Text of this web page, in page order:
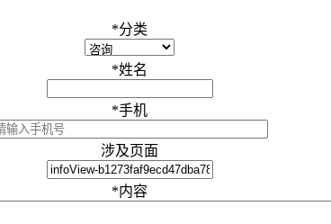
*分类
*姓名
*手机
涉及页面
*内容